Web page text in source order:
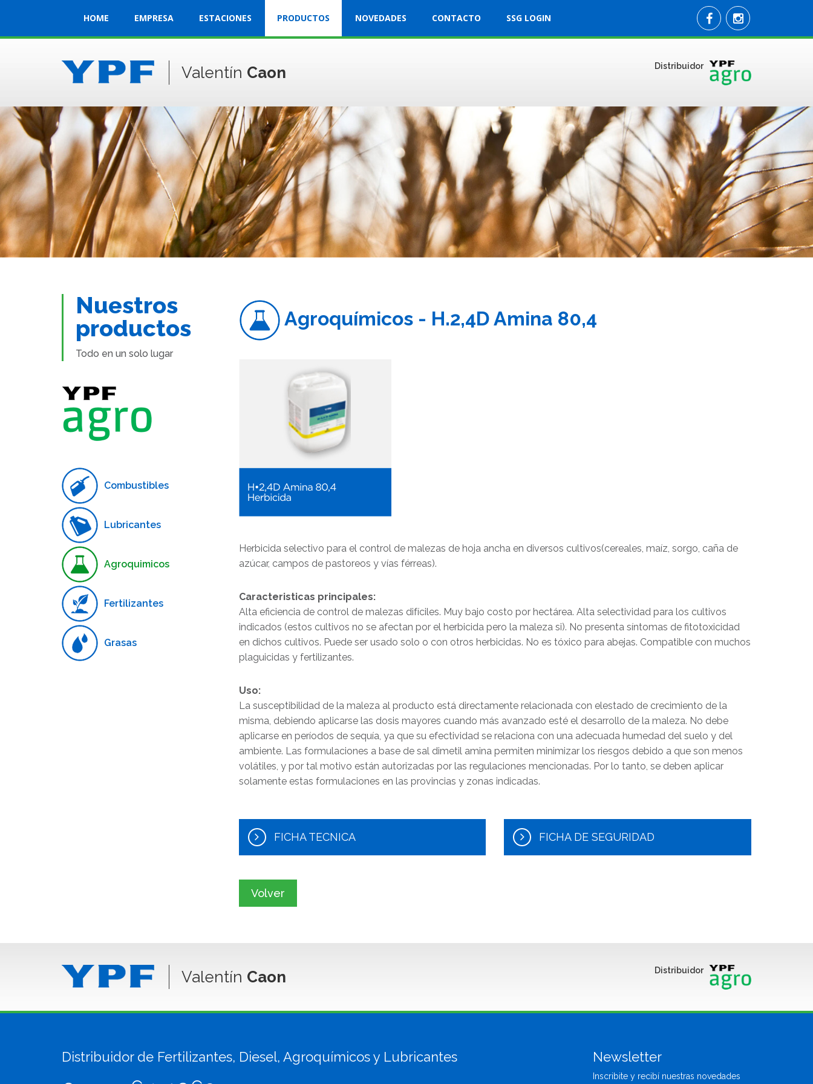
HOME EMPRESA ESTACIONES PRODUCTOS NOVEDADES CONTACTO SSG LOGIN
Valentín Caon Distribuidor
Nuestros
productos
Todo en un solo lugar
Combustibles
Lubricantes
Agroquimicos
Fertilizantes
Grasas
Agroquímicos - H.2,4D Amina 80,4
Herbicida selectivo para el control de malezas de hoja ancha en diversos cultivos(cereales, maíz, sorgo, caña de
azúcar, campos de pastoreos y vías férreas).
Caracteristicas principales:
Alta eficiencia de control de malezas difíciles. Muy bajo costo por hectárea. Alta selectividad para los cultivos
indicados (estos cultivos no se afectan por el herbicida pero la maleza si). No presenta síntomas de fitotoxicidad
en dichos cultivos. Puede ser usado solo o con otros herbicidas. No es tóxico para abejas. Compatible con muchos
plaguicidas y fertilizantes.
Uso:
La susceptibilidad de la maleza al producto está directamente relacionada con elestado de crecimiento de la
misma, debiendo aplicarse las dosis mayores cuando más avanzado esté el desarrollo de la maleza. No debe
aplicarse en períodos de sequía, ya que su efectividad se relaciona con una adecuada humedad del suelo y del
ambiente. Las formulaciones a base de sal dimetil amina permiten minimizar los riesgos debido a que son menos
volátiles, y por tal motivo están autorizadas por las regulaciones mencionadas. Por lo tanto, se deben aplicar
solamente estas formulaciones en las provincias y zonas indicadas.
FICHA TECNICA FICHA DE SEGURIDAD
Volver
Valentín Caon Distribuidor
Distribuidor de Fertilizantes, Diesel, Agroquímicos y Lubricantes Newsletter
Inscribite y recibínuestras novedades